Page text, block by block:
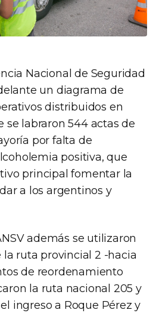
Nacional de Seguridad
un diagrama de
distribuidos en
se labraron 544 actas de
por falta de
positiva, que
principal fomentar la
a los argentinos y
además se utilizaron
ruta provincial 2 -hacia
de reordenamiento
la ruta nacional 205 y
ingreso a Roque Pérez y